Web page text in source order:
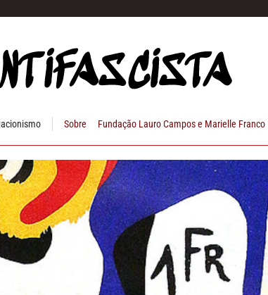
Sobre Fundação Lauro Campos e Marielle Franco